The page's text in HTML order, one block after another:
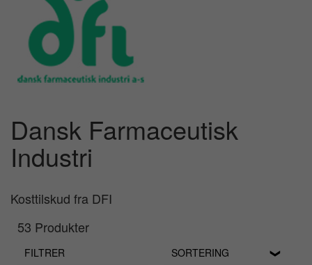
Dansk Farmaceutisk
Industri
Kosttilskud fra DFI
53 Produkter
FILTRER SORTERING